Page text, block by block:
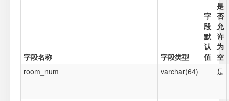
字段名称 字段类型
字
段
默
认
值
是
否
允
许
为
空
room_num
varchar(64) 是